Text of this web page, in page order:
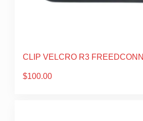
CLIP VELCRO R3 FREEDCONN
$100.00